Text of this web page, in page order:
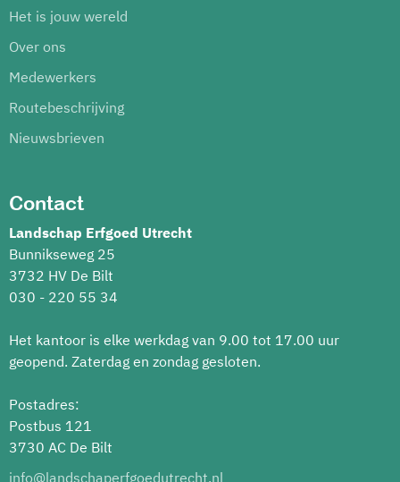
Het is jouw wereld
Over ons
Medewerkers
Routebeschrijving
Nieuwsbrieven
Contact
Landschap Erfgoed Utrecht
Bunnikseweg 25
3732 HV De Bilt
030 - 220 55 34
Het kantoor is elke werkdag van 9.00 tot 17.00 uur
geopend. Zaterdag en zondag gesloten.
Postadres:
Postbus 121
3730 AC De Bilt
info@landschaperfgoedutrecht.nl